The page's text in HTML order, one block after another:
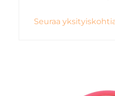
interaktiiviseen
Seuraa